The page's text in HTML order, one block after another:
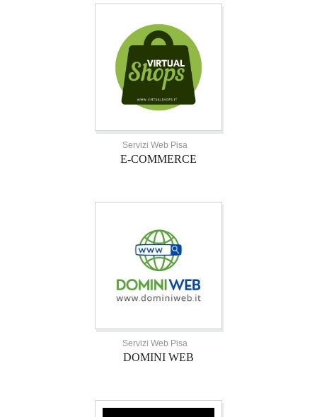
Servizi Web Pisa
E-COMMERCE
Servizi Web Pisa
DOMINI WEB